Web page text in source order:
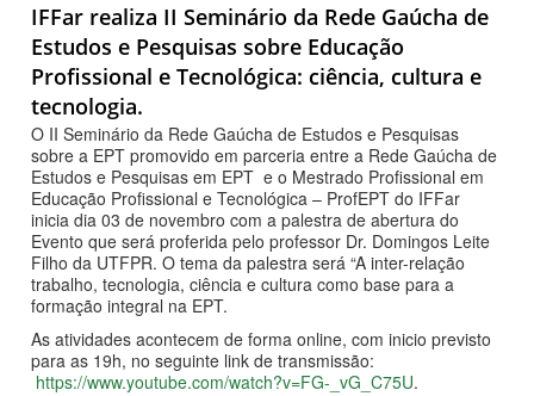
IFFar realiza II Seminário da Rede Gaúcha de
Estudos e Pesquisas sobre Educação
Profissional e Tecnológica: ciência, cultura e
tecnologia.
O II Seminário da Rede Gaúcha de Estudos e Pesquisas
sobre a EPT promovido em parceria entre a Rede Gaúcha de
Estudos e Pesquisas em EPT e o Mestrado Profissional em
Educação Profissional e Tecnológica – ProfEPT do IFFar
inicia dia 03 de novembro com a palestra de abertura do
Evento que será proferida pelo professor Dr. Domingos Leite
Filho da UTFPR. O tema da palestra será “A inter-relação
trabalho, tecnologia, ciência e cultura como base para a
formação integral na EPT.
As atividades acontecem de forma online, com inicio previsto
para as 19h, no seguinte link de transmissão:
https://www.youtube.com/watch?v=FG-_vG_C75U.